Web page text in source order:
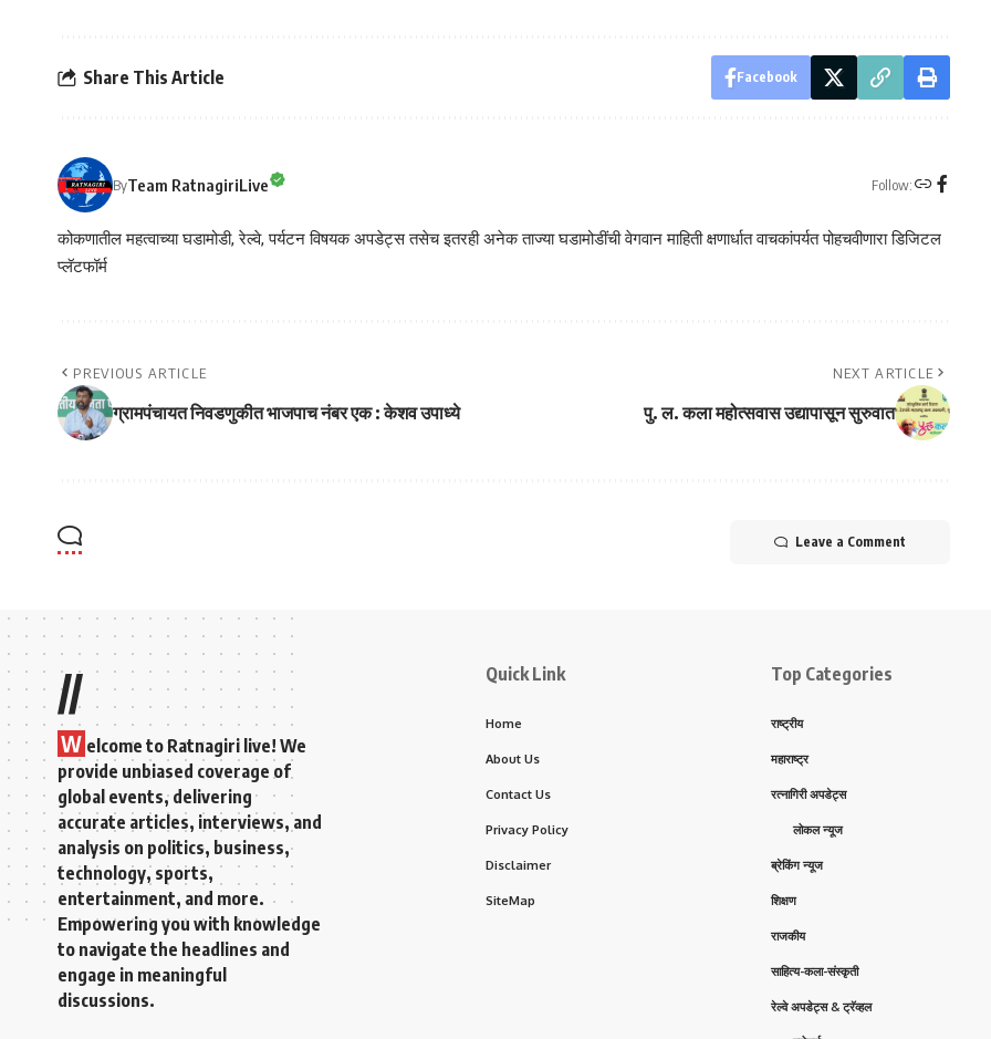
Share This Article Facebook
ByTeam RatnagiriLive Follow:
कोकणातील महत्वाच्या घडामोडी, रेल्वे, पर्यटन विषयक अपडेट्स तसेच इतरही अनेक ताज्या घडामोडींची वेगवान माहिती क्षणार्धात वाचकांपर्यत पोहचवीणारा डिजिटल
प्लॅटफॉर्म
PREVIOUS ARTICLE
ग्रामपंचायत निवडणुकीत भाजपाच नंबर एक : केशव उपाध्ये
NEXT ARTICLE
पु. ल. कला महोत्सवास उद्यापासून सुरुवात
Leave a Comment
//
W elcome to Ratnagiri live! We
provide unbiased coverage of
global events, delivering
accurate articles, interviews, and
analysis on politics, business,
technology, sports,
entertainment, and more.
Empowering you with knowledge
to navigate the headlines and
engage in meaningful
discussions.
Quick Link
Home
About Us
Contact Us
Privacy Policy
Disclaimer
SiteMap
Top Categories
राष्ट्रीय
महाराष्ट्र
रत्नागिरी अपडेट्स
लोकल न्यूज
ब्रेकिंग न्यूज
शिक्षण
राजकीय
साहित्य-कला-संस्कृती
रेल्वे अपडेट्स & ट्रॅव्हल